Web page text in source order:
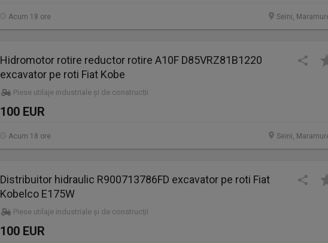
Seini,
Acum 18 ore
Hidromotor rotire reductor rotire A10F D85VRZ81B1220
excavator pe roti Fiat Kobe
Piese utilaje industriale și de construcții
100 EUR
Seini,
Acum 18 ore
Distribuitor hidraulic R900713786FD excavator pe roti Fiat
Kobelco E175W
Piese utilaje industriale și de construcții
100 EUR